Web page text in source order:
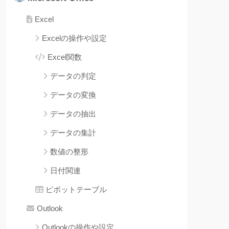
Excel
Excelの操作や設定
Excel関数
データの判定
データの変換
データの抽出
データの集計
数値の整形
日付関連
ピボットテーブル
Outlook
Outlookの操作や設定